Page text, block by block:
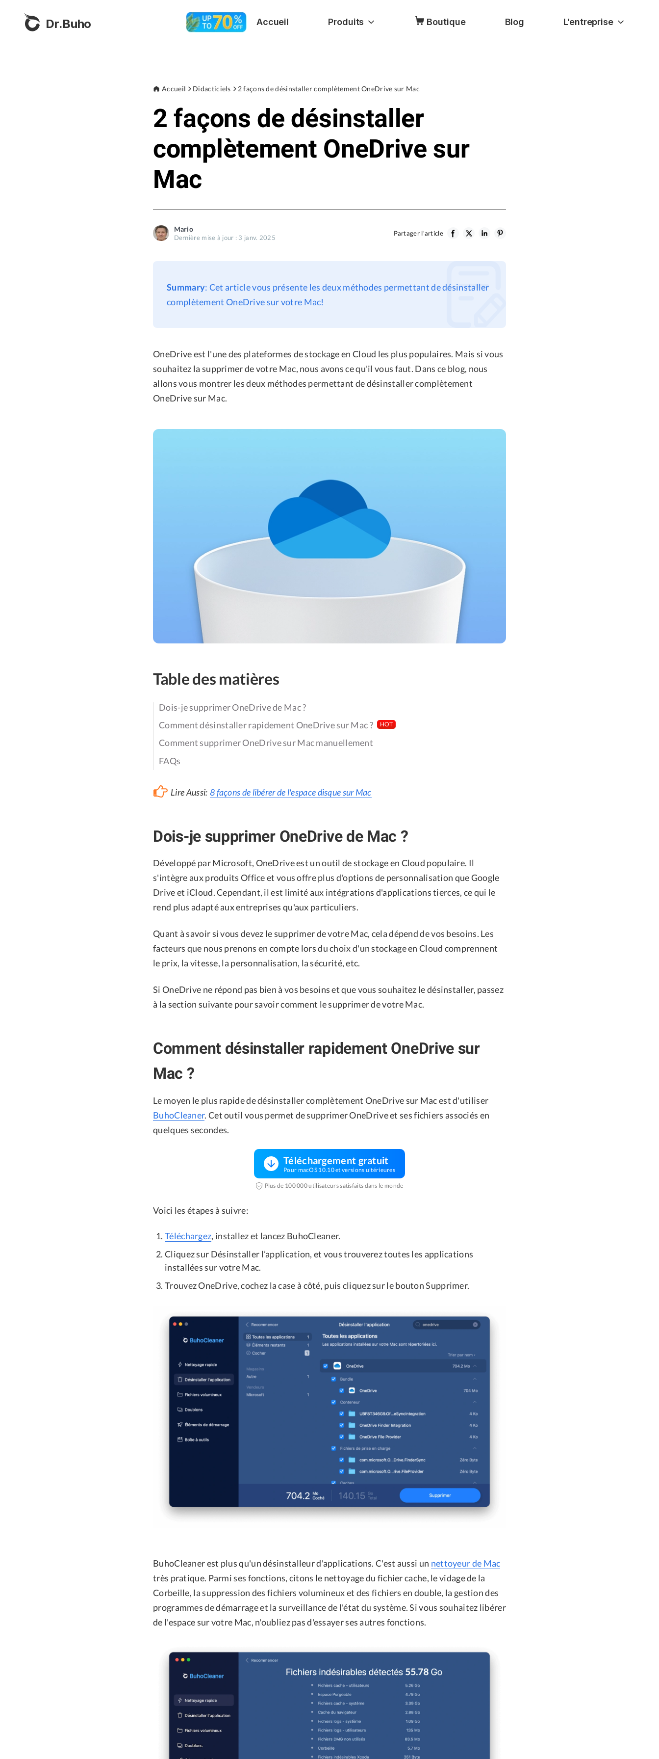
Dr.Buho Accueil Produits Boutique Blog L'entreprise
Accueil Didacticiels 2 façons de désinstaller complètement OneDrive sur Mac
2 façons de désinstaller
complètement OneDrive sur
Mac
Mario
Dernière mise à jour : 3 janv. 2025
Partager l'article
Summary: Cet article vous présente les deux méthodes permettant de désinstaller
complètement OneDrive sur votre Mac!
OneDrive est l'une des plateformes de stockage en Cloud les plus populaires. Mais si vous
souhaitez la supprimer de votre Mac, nous avons ce qu'il vous faut. Dans ce blog, nous
allons vous montrer les deux méthodes permettant de désinstaller complètement
OneDrive sur Mac.
Table des matières
Dois-je supprimer OneDrive de Mac ?
Comment désinstaller rapidement OneDrive sur Mac ?
HOT
Comment supprimer OneDrive sur Mac manuellement
FAQs
Lire Aussi: 8 façons de libérer de l'espace disque sur Mac
Dois-je supprimer OneDrive de Mac ?
Développé par Microsoft, OneDrive est un outil de stockage en Cloud populaire. Il
s'intègre aux produits Office et vous offre plus d'options de personnalisation que Google
Drive et iCloud. Cependant, il est limité aux intégrations d'applications tierces, ce qui le
rend plus adapté aux entreprises qu'aux particuliers.
Quant à savoir si vous devez le supprimer de votre Mac, cela dépend de vos besoins. Les
facteurs que nous prenons en compte lors du choix d'un stockage en Cloud comprennent
le prix, la vitesse, la personnalisation, la sécurité, etc.
Si OneDrive ne répond pas bien à vos besoins et que vous souhaitez le désinstaller, passez
à la section suivante pour savoir comment le supprimer de votre Mac.
Comment désinstaller rapidement OneDrive sur
Mac ?
Le moyen le plus rapide de désinstaller complètement OneDrive sur Mac est d'utiliser
BuhoCleaner. Cet outil vous permet de supprimer OneDrive et ses fichiers associés en
quelques secondes.
Téléchargement gratuit
Pour macOS 10.10 et versions ultérieures
Plus de 100 000 utilisateurs satisfaits dans le monde
Voici les étapes à suivre:
Téléchargez, installez et lancez BuhoCleaner.
Cliquez sur Désinstaller l’application, et vous trouverez toutes les applications
installées sur votre Mac.
Trouvez OneDrive, cochez la case à côté, puis cliquez sur le bouton Supprimer.
BuhoCleaner est plus qu'un désinstalleur d'applications. C'est aussi un nettoyeur de Mac
très pratique. Parmi ses fonctions, citons le nettoyage du fichier cache, le vidage de la
Corbeille, la suppression des fichiers volumineux et des fichiers en double, la gestion des
programmes de démarrage et la surveillance de l'état du système. Si vous souhaitez libérer
de l'espace sur votre Mac, n'oubliez pas d'essayer ses autres fonctions.